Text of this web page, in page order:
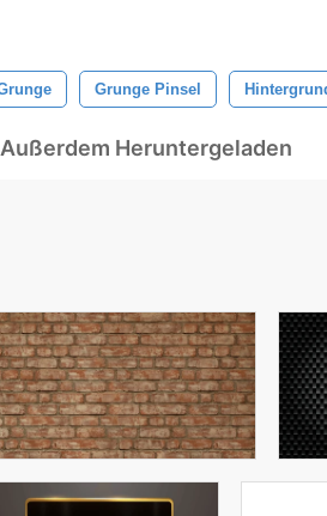
Grunge Pinsel
Heruntergeladen